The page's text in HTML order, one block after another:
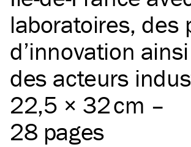
laboratoires, des
d’innovation
des acteurs
22,5 × 32 cm –
28 pages